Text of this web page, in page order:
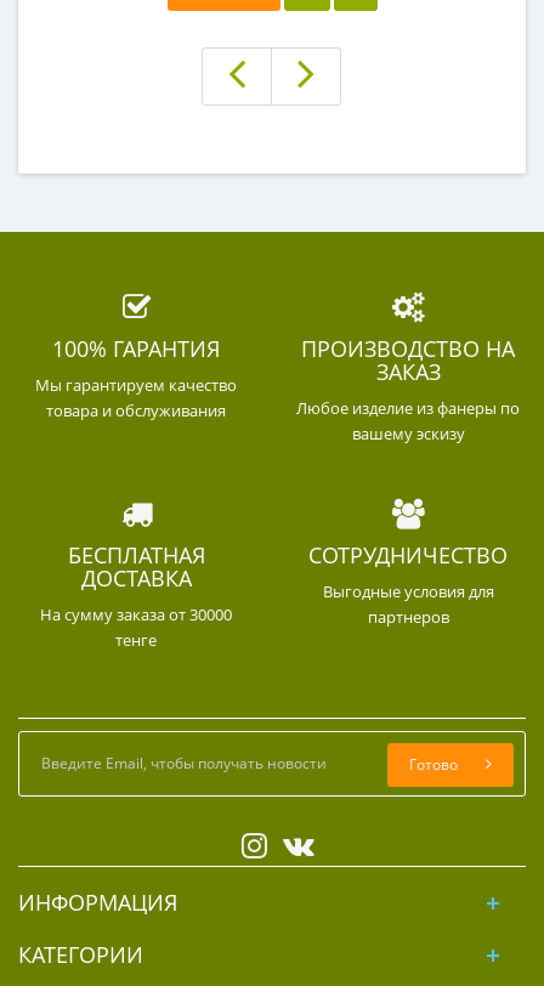
100% ГАРАНТИЯ
Мы гарантируем качество
товара и обслуживания
ПРОИЗВОДСТВО НА
ЗАКАЗ
Любое изделие из фанеры по
вашему эскизу
БЕСПЛАТНАЯ
ДОСТАВКА
На сумму заказа от 30000
тенге
СОТРУДНИЧЕСТВО
Выгодные условия для
партнеров
Готово
ИНФОРМАЦИЯ
КАТЕГОРИИ